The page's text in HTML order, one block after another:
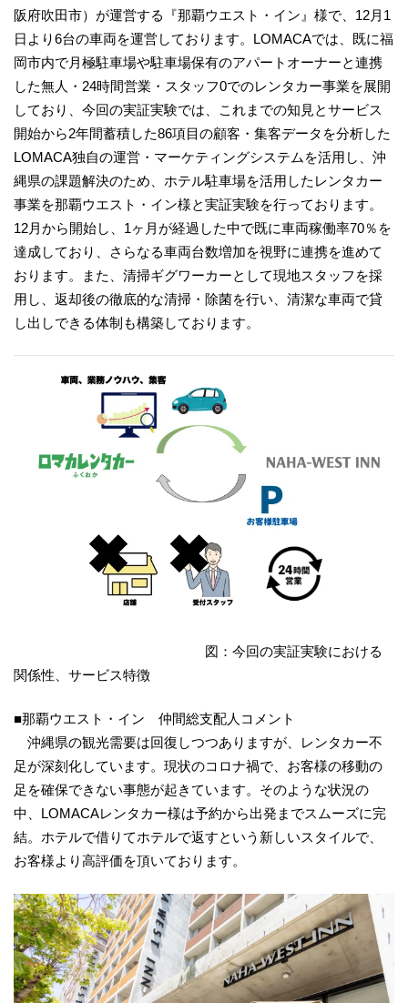
阪府吹田市）が運営する『那覇ウエスト・イン』様で、12月1
日より6台の車両を運営しております。LOMACAでは、既に福
岡市内で月極駐車場や駐車場保有のアパートオーナーと連携
した無人・24時間営業・スタッフ0でのレンタカー事業を展開
しており、今回の実証実験では、これまでの知見とサービス
開始から2年間蓄積した86項目の顧客・集客データを分析した
LOMACA独自の運営・マーケティングシステムを活用し、沖
縄県の課題解決のため、ホテル駐車場を活用したレンタカー
事業を那覇ウエスト・イン様と実証実験を行っております。
12月から開始し、1ヶ月が経過した中で既に車両稼働率70％を
達成しており、さらなる車両台数増加を視野に連携を進めて
おります。また、清掃ギグワーカーとして現地スタッフを採
用し、返却後の徹底的な清掃・除菌を行い、清潔な車両で貸
し出しできる体制も構築しております。
図：今回の実証実験における
関係性、サービス特徴
■那覇ウエスト・イン 仲間総支配人コメント
沖縄県の観光需要は回復しつつありますが、レンタカー不
足が深刻化しています。現状のコロナ禍で、お客様の移動の
足を確保できない事態が起きています。そのような状況の
中、LOMACAレンタカー様は予約から出発までスムーズに完
結。ホテルで借りてホテルで返すという新しいスタイルで、
お客様より高評価を頂いております。